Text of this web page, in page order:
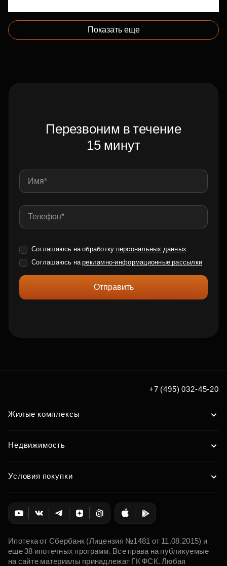
Показать еще
Перезвоним в течение
15 минут
Соглашаюсь на обработку персональных данных
Соглашаюсь нарекламно-информационные рассылки
Отправить
+7 (495) 032-45-20
Жилые комплексы
Недвижимость
Условия покупки
Ипотека от Сбербанк (Лицензия №1481 от 11.08.2015) и
еще 38 ипотечных программ. Все права на публикуемые
на сайте материалы принадлежат ГК ФСК. Любая